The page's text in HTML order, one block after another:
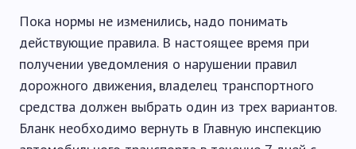
Пока нормы не изменились, надо понимать
действующие правила. В настоящее время при
получении уведомления о нарушении правил
дорожного движения, владелец транспортного
средства должен выбрать один из трех вариантов.
Бланк необходимо вернуть в Главную инспекцию